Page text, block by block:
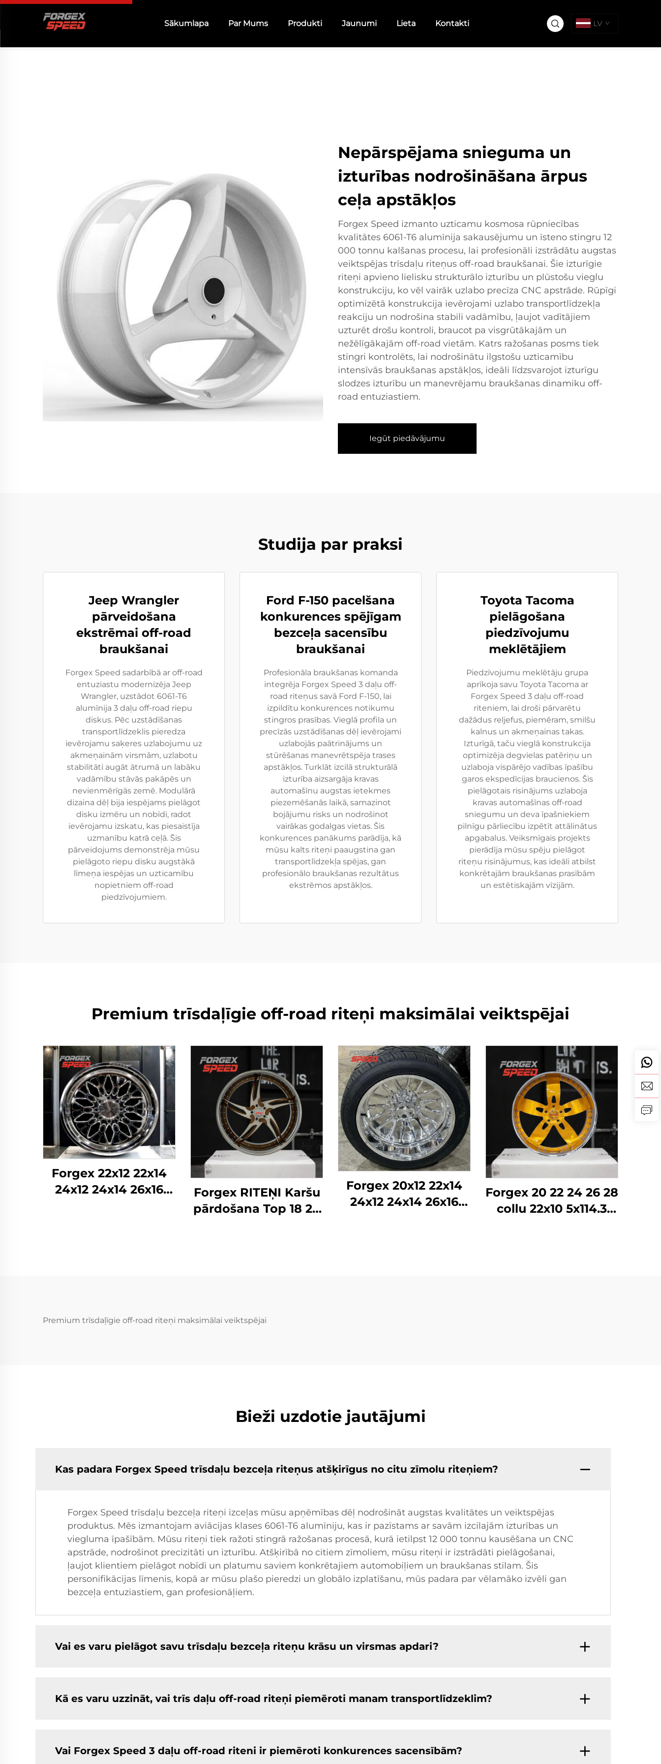
Sākumlapa Par Mums Produkti Jaunumi Lieta Kontakti LV
Nepārspējama snieguma un
izturības nodrošināšana ārpus
ceļa apstākļos
Forgex Speed izmanto uzticamu kosmosa rūpniecības
kvalitātes 6061-T6 alumīnija sakausējumu un īsteno stingru 12
000 tonnu kalšanas procesu, lai profesionāli izstrādātu augstas
veiktspējas trīsdaļu riteņus off-road braukšanai. Šie izturīgie
riteņi apvieno lielisku strukturālo izturību un plūstošu vieglu
konstrukciju, ko vēl vairāk uzlabo precīza CNC apstrāde. Rūpīgi
optimizētā konstrukcija ievērojami uzlabo transportlīdzekļa
reakciju un nodrošina stabili vadāmību, ļaujot vadītājiem
uzturēt drošu kontroli, braucot pa visgrūtākajām un
nežēlīgākajām off-road vietām. Katrs ražošanas posms tiek
stingri kontrolēts, lai nodrošinātu ilgstošu uzticamību
intensīvās braukšanas apstākļos, ideāli līdzsvarojot izturīgu
slodzes izturību un manevrējamu braukšanas dinamiku off-
road entuziastiem.
Iegūt piedāvājumu
Studija par praksi
Jeep Wrangler
pārveidošana
ekstrēmai off-road
braukšanai
Forgex Speed sadarbībā ar off-road
entuziastu modernizēja Jeep
Wrangler, uzstādot 6061-T6
alumīnija 3 daļu off-road riepu
diskus. Pēc uzstādīšanas
transportlīdzeklis pieredza
ievērojamu saķeres uzlabojumu uz
akmeņainām virsmām, uzlabotu
stabilitāti augāt ātrumā un labāku
vadāmību stāvās pakāpēs un
nevienmērīgās zemē. Modulārā
dizaina dēļ bija iespējams pielāgot
disku izmēru un nobīdi, radot
ievērojamu izskatu, kas piesaistīja
uzmanību katrā ceļā. Šis
pārveidojums demonstrēja mūsu
pielāgoto riepu disku augstākā
līmeņa iespējas un uzticamību
nopietniem off-road
piedzīvojumiem.
Ford F-150 pacelšana
konkurences spējīgam
bezceļa sacensību
braukšanai
Profesionāla braukšanas komanda
integrēja Forgex Speed 3 daļu off-
road riteņus savā Ford F-150, lai
izpildītu konkurences notikumu
stingros prasības. Vieglā profila un
precīzās uzstādīšanas dēļ ievērojami
uzlabojās paātrinājums un
stūrēšanas manevrētspēja trases
apstākļos. Turklāt izcilā strukturālā
izturība aizsargāja kravas
automašīnu augstas ietekmes
piezemēšanās laikā, samazinot
bojājumu risks un nodrošinot
vairākas godalgas vietas. Šis
konkurences panākums parādīja, kā
mūsu kalts riteņi paaugstina gan
transportlīdzekļa spējas, gan
profesionālo braukšanas rezultātus
ekstrēmos apstākļos.
Toyota Tacoma
pielāgošana
piedzīvojumu
meklētājiem
Piedzīvojumu meklētāju grupa
aprīkoja savu Toyota Tacoma ar
Forgex Speed 3 daļu off-road
riteniem, lai droši pārvarētu
dažādus reljefus, piemēram, smilšu
kalnus un akmeņainas takas.
Izturīgā, taču vieglā konstrukcija
optimizēja degvielas patēriņu un
uzlaboja vispārējo vadības īpašību
garos ekspedīcijas braucienos. Šis
pielāgotais risinājums uzlaboja
kravas automašīnas off-road
sniegumu un deva īpašniekiem
pilnīgu pārliecību izpētīt attālinātus
apgabalus. Veiksmīgais projekts
pierādīja mūsu spēju pielāgot
riteņu risinājumus, kas ideāli atbilst
konkrētajām braukšanas prasībām
un estētiskajām vīzijām.
Premium trīsdaļīgie off-road riteņi maksimālai veiktspējai
Forgex 22x12 22x14
24x12 24x14 26x16
Forgex RITEŅI Karšu
pārdošana Top 18 20
Forgex 20x12 22x14
24x12 24x14 26x16
Forgex 20 22 24 26 28
collu 22x10 5x114.3
Premium trīsdaļīgie off-road riteņi maksimālai veiktspējai
Bieži uzdotie jautājumi
Kas padara Forgex Speed trīsdaļu bezceļa riteņus atšķirīgus no citu zīmolu riteņiem?
Forgex Speed trīsdaļu bezceļa riteņi izceļas mūsu apņēmības dēļ nodrošināt augstas kvalitātes un veiktspējas
produktus. Mēs izmantojam aviācijas klases 6061-T6 alumīniju, kas ir pazīstams ar savām izcilajām izturības un
viegluma īpašībām. Mūsu riteņi tiek ražoti stingrā ražošanas procesā, kurā ietilpst 12 000 tonnu kausēšana un CNC
apstrāde, nodrošinot precizitāti un izturību. Atšķirībā no citiem zīmoliem, mūsu riteņi ir izstrādāti pielāgošanai,
ļaujot klientiem pielāgot nobīdi un platumu saviem konkrētajiem automobiļiem un braukšanas stilam. Šis
personifikācijas līmenis, kopā ar mūsu plašo pieredzi un globālo izplatīšanu, mūs padara par vēlamāko izvēli gan
bezceļa entuziastiem, gan profesionāļiem.
Vai es varu pielāgot savu trīsdaļu bezceļa riteņu krāsu un virsmas apdari?
Kā es varu uzzināt, vai trīs daļu off-road riteņi piemēroti manam transportlīdzeklim?
Vai Forgex Speed 3 daļu off-road riteni ir piemēroti konkurences sacensībām?